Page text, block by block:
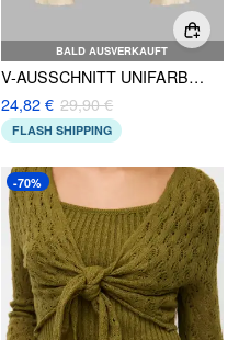
BALD AUSVERKAUFT
V-AUSSCHNITT UNIFARBEN SPITZENBESATZ LANGARM CROP TOP
24,82 € 29,90 €
FLASH SHIPPING
-70%